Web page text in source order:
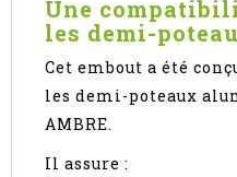
Une
les demi-
Cet embout a été
les demi-poteaux
AMBRE.
Il assure :